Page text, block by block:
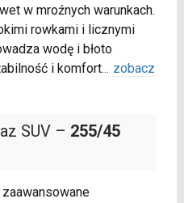
w mroźnych warunkach.
rowkami i licznymi
wodę i błoto
i komfort... zobacz
SUV – 255/45